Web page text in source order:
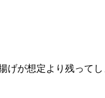
げが想定より残って